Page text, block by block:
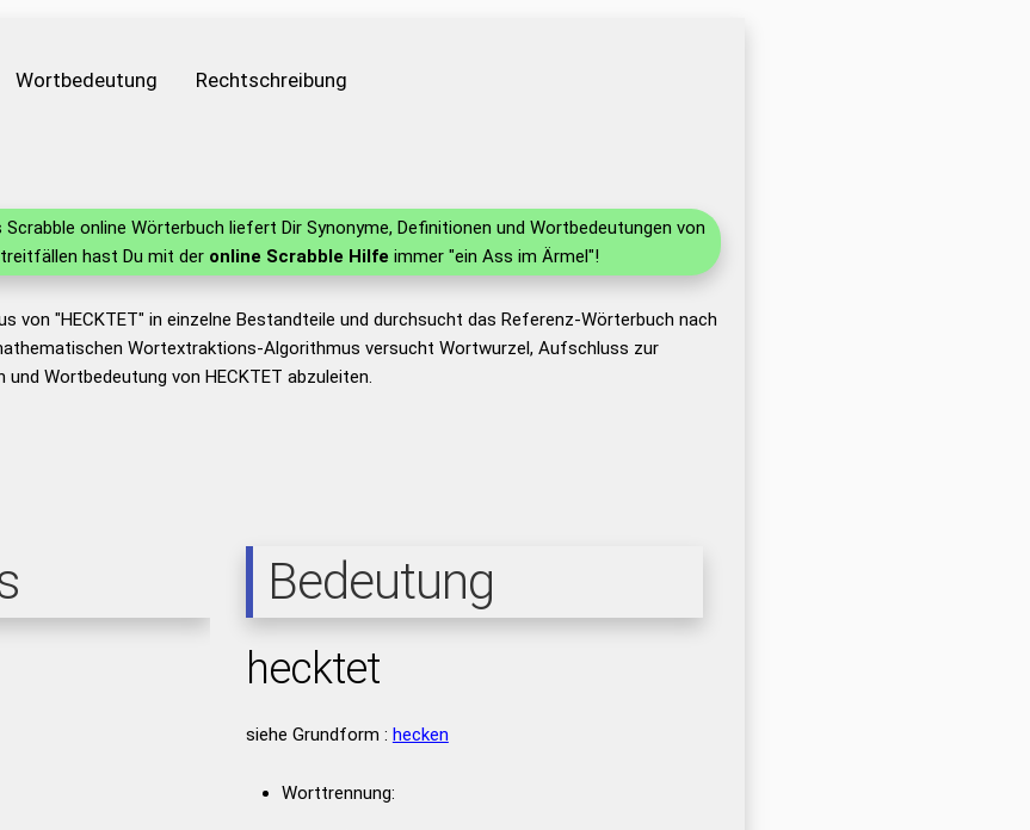
Wortbedeutung Rechtschreibung
Scrabble online Wörterbuch liefert Dir Synonyme, Definitionen und Wortbedeutungen von
hast Du mit der online Scrabble Hilfe immer "ein Ass im Ärmel"!
von "HECKTET" in einzelne Bestandteile und durchsucht das Referenz-Wörterbuch nach
Wortextraktions-Algorithmus versucht Wortwurzel, Aufschluss zur
Wortbedeutung von HECKTET abzuleiten.
Bedeutung
hecktet
siehe Grundform : hecken
Worttrennung: